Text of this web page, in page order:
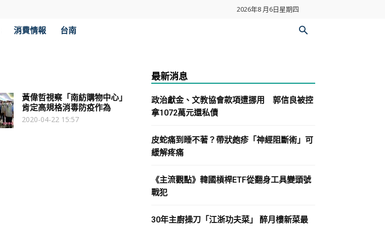
2026年8 月6日星期四
消費情報 台南
黃偉哲視察「南紡購物中心」
肯定高規格消毒防疫作為
2020-04-22 15:57
最新消息
政治獻金、文教協會款項遭挪用 郭信良被控
拿1072萬元還私債
皮蛇痛到睡不著？帶狀皰疹「神經阻斷術」可
緩解疼痛
《主流觀點》韓國槓桿ETF從翻身工具變頭號
戰犯
30年主廚操刀「江浙功夫菜」 醉月樓新菜最